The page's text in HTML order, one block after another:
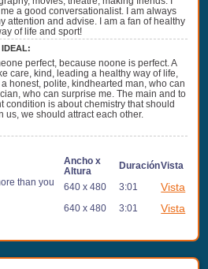
a good conversationalist. I am always
attention and advise. I am a fan of healthy
of life and sport!
IDEAL:
perfect, because noone is perfect. A
care, kind, leading a healthy way of life,
honest, polite, kindhearted man, who can
who can surprise me. The main and to
condition is about chemistry that should
us, we should attract each other.
Ancho x
Altura
DuraciónVista
than you
640 x 480 3:01 Vista
640 x 480 3:01 Vista